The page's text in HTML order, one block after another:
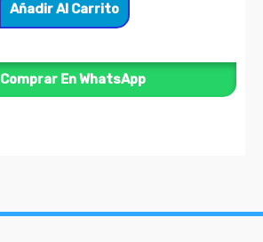
Añadir Al Carrito
Comprar En WhatsApp